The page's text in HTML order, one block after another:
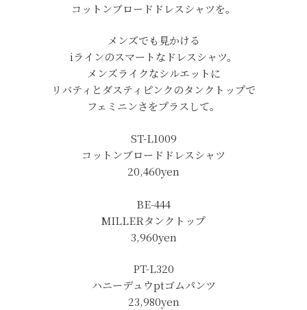
コットンブロードドレスシャツを。
メンズでも見かける
iラインのスマートなドレスシャツ。
メンズライクなシルエットに
リバティとダスティピンクのタンクトップで
フェミニンさをプラスして。
ST-L1009
コットンブロードドレスシャツ
20,460yen
BE-444
MILLERタンクトップ
3,960yen
PT-L320
ハニーデュウptゴムパンツ
23,980yen